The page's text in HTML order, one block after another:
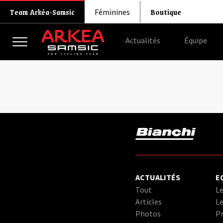
Team Arkéa-Samsic Féminines Boutique
Actualités Équipe
ACTUALITÉS
Tout
Articles
Photos